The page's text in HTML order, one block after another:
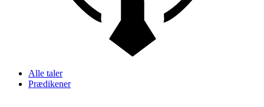
Alle taler
Prædikener